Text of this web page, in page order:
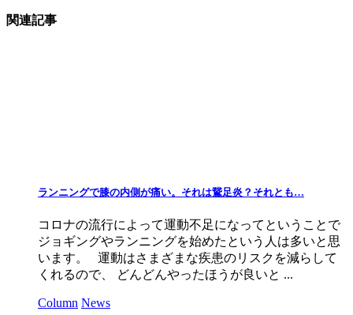
関連記事
ランニングで膝の内側が痛い。それは鵞足炎？それとも…
コロナの流行によって運動不足になってということで
ジョギングやランニングを始めたという人は多いと思
います。 運動はさまざまな疾患のリスクを減らして
くれるので、 どんどんやったほうが良いと ...
Column News